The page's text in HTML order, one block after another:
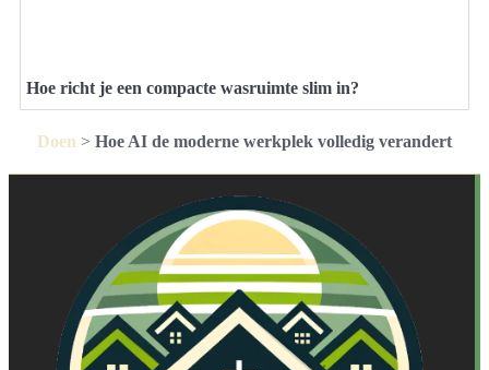
Hoe richt je een compacte wasruimte slim in?
Doen > Hoe AI de moderne werkplek volledig verandert